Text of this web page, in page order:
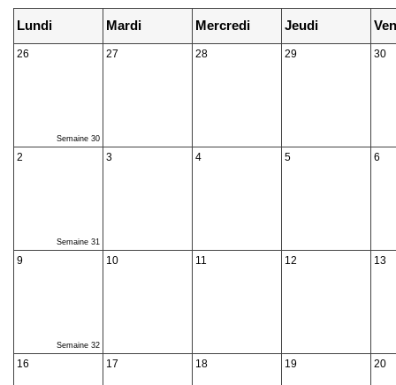
Lundi Mardi Mercredi Jeudi
26
Semaine 30
27 28 29 30
2
Semaine 31
3 4 5 6
9
Semaine 32
10 11 12 13
16 17 18 19 20